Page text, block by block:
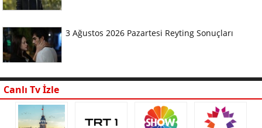
3 Ağustos 2026 Pazartesi Reyting Sonuçları
Canlı Tv İzle